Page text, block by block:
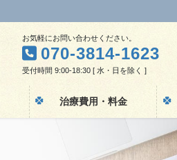
お気軽にお問い合わせください。
070-3814-1623
受付時間 9:00-18:30 [ 水・日を除く ]
治療費用・料金